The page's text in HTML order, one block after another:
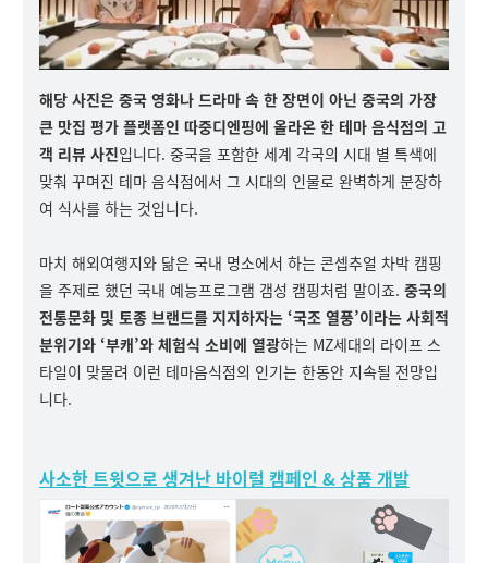
해당 사진은 중국 영화나 드라마 속 한 장면이 아닌 중국의 가장
큰 맛집 평가 플랫폼인 따중디엔핑에 올라온 한 테마 음식점의 고
객 리뷰 사진입니다. 중국을 포함한 세계 각국의 시대 별 특색에
맞춰 꾸며진 테마 음식점에서 그 시대의 인물로 완벽하게 분장하
여 식사를 하는 것입니다.
마치 해외여행지와 닮은 국내 명소에서 하는 콘셉추얼 차박 캠핑
을 주제로 했던 국내 예능프로그램 갬성 캠핑처럼 말이죠. 중국의
전통문화 및 토종 브랜드를 지지하자는 ‘국조 열풍’이라는 사회적
분위기와 ‘부캐’와 체험식 소비에 열광하는 MZ세대의 라이프 스
타일이 맞물려 이런 테마음식점의 인기는 한동안 지속될 전망입
니다.
사소한 트윗으로 생겨난 바이럴 캠페인 & 상품 개발